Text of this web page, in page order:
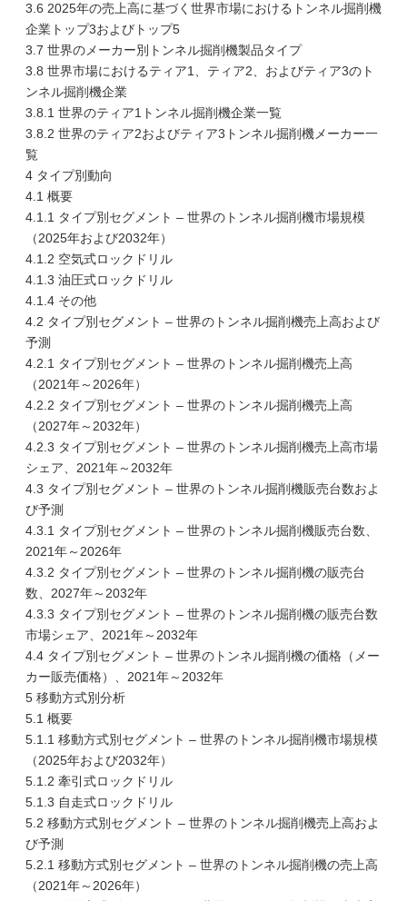
3.6 2025年の売上高に基づく世界市場におけるトンネル掘削機
企業トップ3およびトップ5
3.7 世界のメーカー別トンネル掘削機製品タイプ
3.8 世界市場におけるティア1、ティア2、およびティア3のト
ンネル掘削機企業
3.8.1 世界のティア1トンネル掘削機企業一覧
3.8.2 世界のティア2およびティア3トンネル掘削機メーカー一
覧
4 タイプ別動向
4.1 概要
4.1.1 タイプ別セグメント – 世界のトンネル掘削機市場規模
（2025年および2032年）
4.1.2 空気式ロックドリル
4.1.3 油圧式ロックドリル
4.1.4 その他
4.2 タイプ別セグメント – 世界のトンネル掘削機売上高および
予測
4.2.1 タイプ別セグメント – 世界のトンネル掘削機売上高
（2021年～2026年）
4.2.2 タイプ別セグメント – 世界のトンネル掘削機売上高
（2027年～2032年）
4.2.3 タイプ別セグメント – 世界のトンネル掘削機売上高市場
シェア、2021年～2032年
4.3 タイプ別セグメント – 世界のトンネル掘削機販売台数およ
び予測
4.3.1 タイプ別セグメント – 世界のトンネル掘削機販売台数、
2021年～2026年
4.3.2 タイプ別セグメント – 世界のトンネル掘削機の販売台
数、2027年～2032年
4.3.3 タイプ別セグメント – 世界のトンネル掘削機の販売台数
市場シェア、2021年～2032年
4.4 タイプ別セグメント – 世界のトンネル掘削機の価格（メー
カー販売価格）、2021年～2032年
5 移動方式別分析
5.1 概要
5.1.1 移動方式別セグメント – 世界のトンネル掘削機市場規模
（2025年および2032年）
5.1.2 牽引式ロックドリル
5.1.3 自走式ロックドリル
5.2 移動方式別セグメント – 世界のトンネル掘削機売上高およ
び予測
5.2.1 移動方式別セグメント – 世界のトンネル掘削機の売上高
（2021年～2026年）